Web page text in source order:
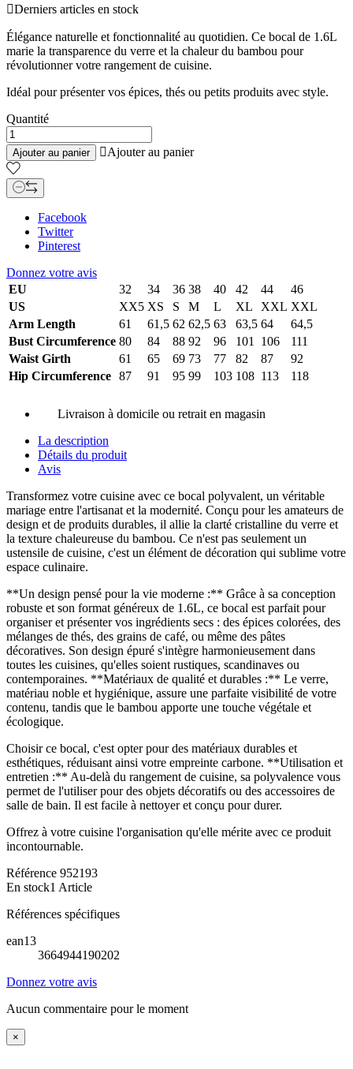
Derniers articles en stock
Élégance naturelle et fonctionnalité au quotidien. Ce bocal de 1.6L
marie la transparence du verre et la chaleur du bambou pour
révolutionner votre rangement de cuisine.
Idéal pour présenter vos épices, thés ou petits produits avec style.
Quantité
Ajouter au panier Ajouter au panier
Facebook
Twitter
Pinterest
Donnez votre avis
EU
32 34 36 38 40 42 44
46
US
XX5 XS S M L XL XXL XXL
Arm Length
61 61,5 62 62,5 63 63,5 64
64,5
Bust Circumference 80 84 88 92 96 101 106
111
Waist Girth
61 65 69 73 77 82 87
92
Hip Circumference 87 91 95 99 103 108 113 118
Livraison à domicile ou retrait en magasin
La description
Détails du produit
Avis
Transformez votre cuisine avec ce bocal polyvalent, un véritable
mariage entre l'artisanat et la modernité. Conçu pour les amateurs de
design et de produits durables, il allie la clarté cristalline du verre et
la texture chaleureuse du bambou. Ce n'est pas seulement un
ustensile de cuisine, c'est un élément de décoration qui sublime votre
espace culinaire.
**Un design pensé pour la vie moderne :** Grâce à sa conception
robuste et son format généreux de 1.6L, ce bocal est parfait pour
organiser et présenter vos ingrédients secs : des épices colorées, des
mélanges de thés, des grains de café, ou même des pâtes
décoratives. Son design épuré s'intègre harmonieusement dans
toutes les cuisines, qu'elles soient rustiques, scandinaves ou
contemporaines. **Matériaux de qualité et durables :** Le verre,
matériau noble et hygiénique, assure une parfaite visibilité de votre
contenu, tandis que le bambou apporte une touche végétale et
écologique.
Choisir ce bocal, c'est opter pour des matériaux durables et
esthétiques, réduisant ainsi votre empreinte carbone. **Utilisation et
entretien :** Au-delà du rangement de cuisine, sa polyvalence vous
permet de l'utiliser pour des objets décoratifs ou des accessoires de
salle de bain. Il est facile à nettoyer et conçu pour durer.
Offrez à votre cuisine l'organisation qu'elle mérite avec ce produit
incontournable.
Référence 952193
En stock1 Article
Références spécifiques
ean13
3664944190202
Donnez votre avis
Aucun commentaire pour le moment
×